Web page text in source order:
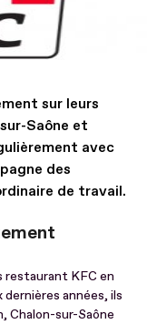
sur leurs
Saône et
avec
des
de travail.
restaurant KFC en
années, ils
Chalon-sur-Saône